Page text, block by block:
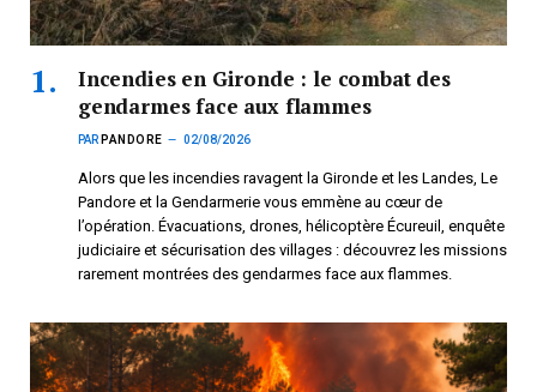
Incendies en Gironde : le combat des
gendarmes face aux flammes
PAR PANDORE 02/08/2026
Alors que les incendies ravagent la Gironde et les Landes, Le
Pandore et la Gendarmerie vous emmène au cœur de
l’opération. Évacuations, drones, hélicoptère Écureuil, enquête
judiciaire et sécurisation des villages : découvrez les missions
rarement montrées des gendarmes face aux flammes.